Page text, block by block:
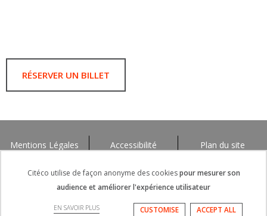
RÉSERVER UN BILLET
Mentions Légales Accessibilité Plan du site
Citéco utilise de façon anonyme des cookiespour mesurer son
audience et améliorer l'expérience utilisateur
EN SAVOIR PLUS ACCEPT ALL
CUSTOMISE